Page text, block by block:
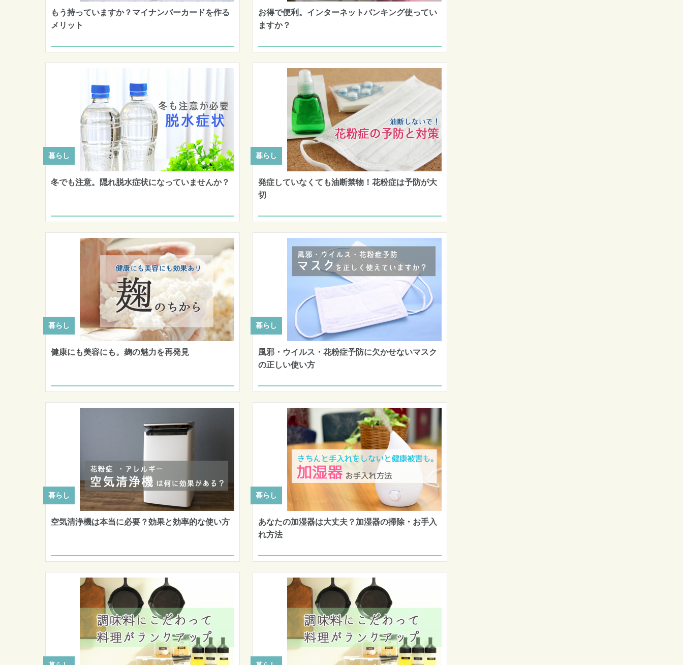
もう持っていますか？マイナンバーカードを作る
メリット
お得で便利。インターネットバンキング使ってい
ますか？
暮らし
冬でも注意。隠れ脱水症状になっていませんか？
暮らし
発症していなくても油断禁物！花粉症は予防が大
切
暮らし
健康にも美容にも。麹の魅力を再発見
暮らし
風邪・ウイルス・花粉症予防に欠かせないマスク
の正しい使い方
暮らし
空気清浄機は本当に必要？効果と効率的な使い方
暮らし
あなたの加湿器は大丈夫？加湿器の掃除・お手入
れ方法